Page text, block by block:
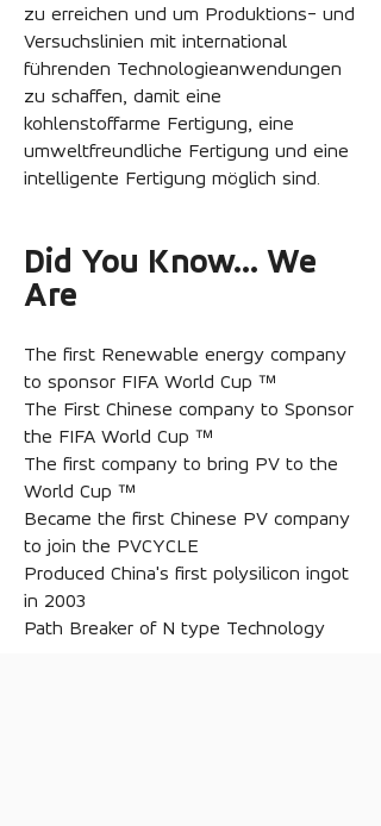
zu erreichen und um Produktions- und
Versuchslinien mit international
führenden Technologieanwendungen
zu schaffen, damit eine
kohlenstoffarme Fertigung, eine
umweltfreundliche Fertigung und eine
intelligente Fertigung möglich sind.
Did You Know... We
Are
The first Renewable energy company
to sponsor FIFA World Cup ™
The First Chinese company to Sponsor
the FIFA World Cup ™
The first company to bring PV to the
World Cup ™
Became the first Chinese PV company
to join the PVCYCLE
Produced China's first polysilicon ingot
in 2003
Path Breaker of N type Technology